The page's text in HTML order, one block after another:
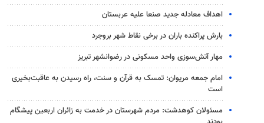
اهداف معادله جدید صنعا علیه عربستان
بارش پراکنده باران در برخی نقاط شهر بروجرد
مهار آتش‌سوزی واحد مسکونی در رضوانشهر تبریز
امام جمعه مریوان: تمسک به قرآن و سنت، راه رسیدن به عاقبت‌بخیری
است
مسئولان کوهدشت: مردم شهرستان در خدمت به زائران اربعین پیشگام